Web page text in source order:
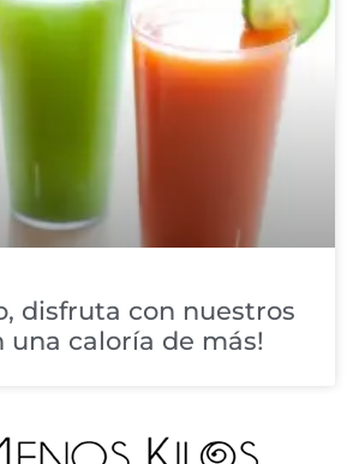
disfruta con nuestros
una caloría de más!